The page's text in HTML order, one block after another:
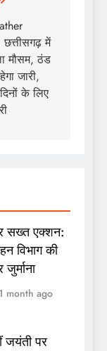
में
मौसम, ठंड
जारी,
के लिए
सख्त एक्शन:
विभाग की
1 month ago
जयंती पर